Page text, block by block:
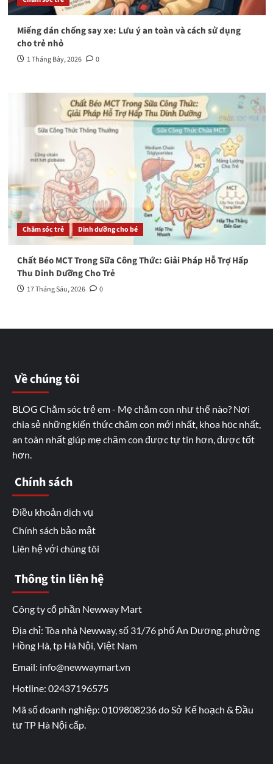
Miếng dán chống say xe: Lưu ý an toàn và cách sử dụng
cho trẻ nhỏ
1 Tháng Bảy, 2026 0
Chăm sóc trẻ Dinh dưỡng cho bé
Chất Béo MCT Trong Sữa Công Thức: Giải Pháp Hỗ Trợ Hấp
Thu Dinh Dưỡng Cho Trẻ
17 Tháng Sáu, 2026 0
Về chúng tôi
BLOG Chăm sóc trẻ em - Mẹ chăm con như thế nào? Nơi
chia sẻ những kiến thức chăm con mới nhất, khoa học nhất,
an toàn nhất giúp mẹ chăm con được tự tin hơn, được tốt
hơn.
Chính sách
Điều khoản dịch vụ
Chính sách bảo mật
Liên hệ với chúng tôi
Thông tin liên hệ
Công ty cổ phần Newway Mart
Địa chỉ: Tòa nhà Newway, số 31/76 phố An Dương, phường
Hồng Hà, tp Hà Nội, Việt Nam
Email: info@newwaymart.vn
Hotline: 02437196575
Mã số doanh nghiệp: 0109808236 do Sở Kế hoạch & Đầu
tư TP Hà Nội cấp.